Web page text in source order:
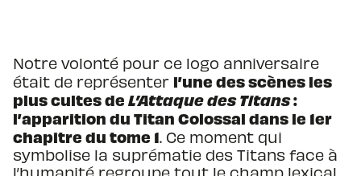
Notre volonté pour ce logo anniversaire
était de représenter l’une des scènes les
plus cultes de L’Attaque des Titans:
l’apparition du Titan Colossal dans le 1er
chapitre du tome 1. Ce moment qui
symbolise la suprématie des Titans face à